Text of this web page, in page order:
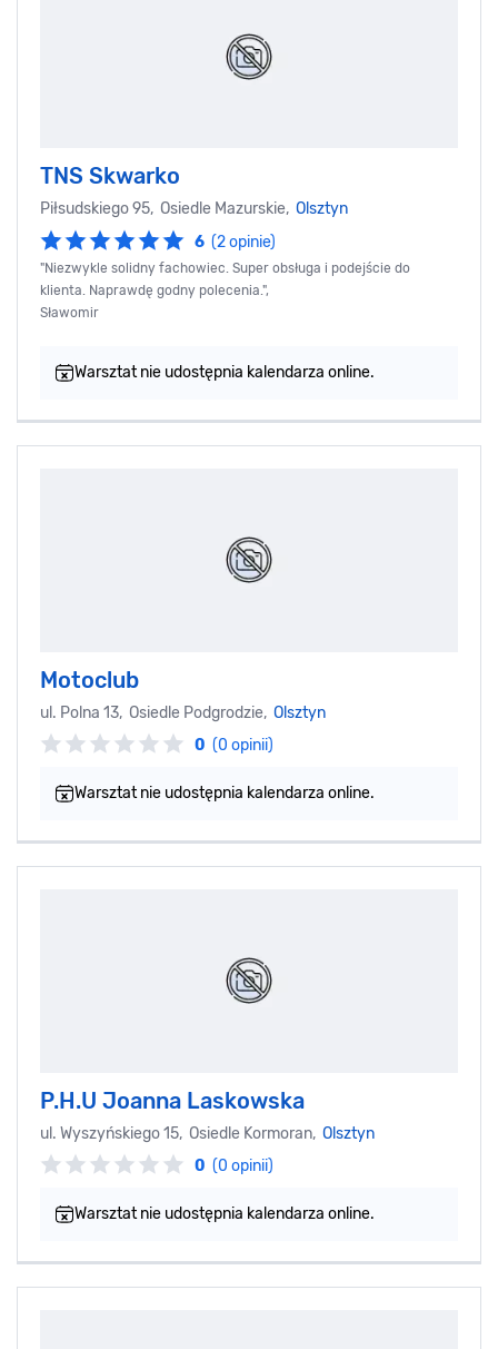
TNS Skwarko
Piłsudskiego 95, Osiedle Mazurskie, Olsztyn
6 (2 opinie)
"Niezwykle solidny fachowiec. Super obsługa i podejście do
klienta. Naprawdę godny polecenia.",
Sławomir
Warsztat nie udostępnia kalendarza online.
Motoclub
ul. Polna 13, Osiedle Podgrodzie, Olsztyn
0 (0 opinii)
Warsztat nie udostępnia kalendarza online.
P.H.U Joanna Laskowska
ul. Wyszyńskiego 15, Osiedle Kormoran, Olsztyn
0 (0 opinii)
Warsztat nie udostępnia kalendarza online.